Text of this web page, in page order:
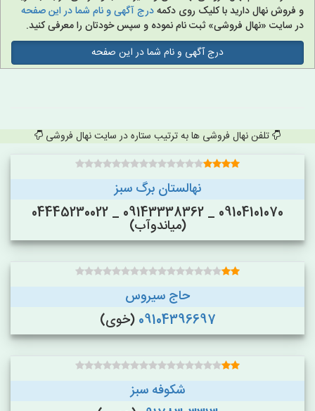
و فروش نهال دارید با کلیک روی دکمهدرج آگهی و نام شما در این صفحه
در سایت «نهال فروشی» ثبت نام نموده و سپس خودتان را معرفی کنید.
درج آگهی و نام شما در این صفحه
تلفن نهال فروشی ها به ترتیب ستاره در سایت نهال فروشی
نهالستان برگ سبز
09104101070 _ 09143338362 _ 04445230022
(میاندوآب)
حاج سیروس
09104396697 (خوی)
شکوفه سبز